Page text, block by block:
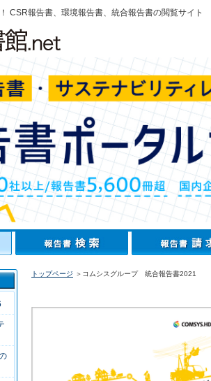
CSR報告書、環境報告書、統合報告書の閲覧サイト
トップページ ＞コムシスグループ 統合報告書2021